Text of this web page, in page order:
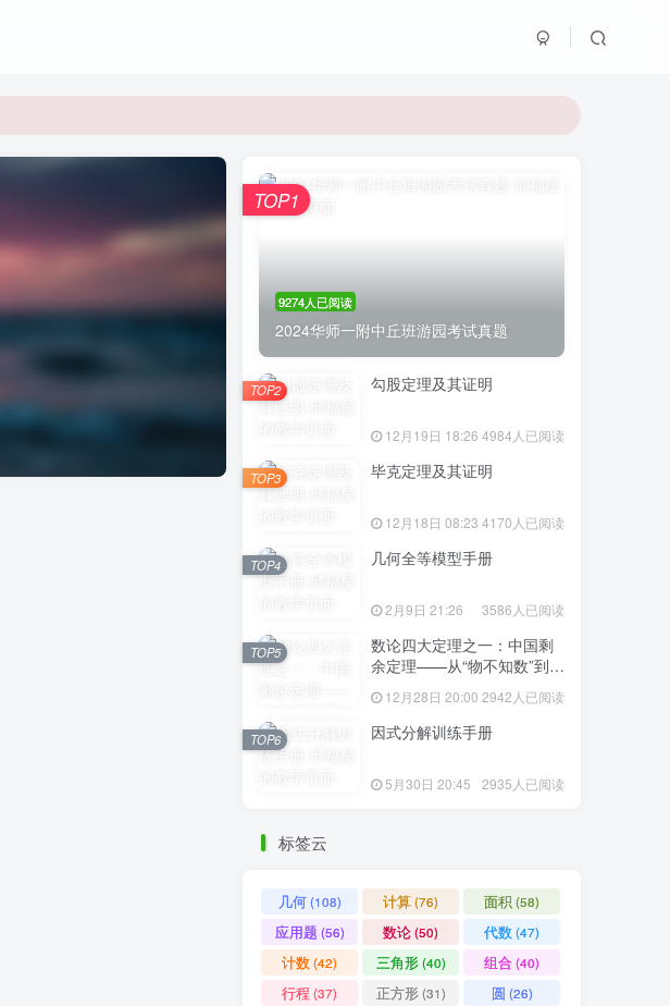
9274人已阅读
2024华师一附中丘班游园考试真题
TOP1
勾股定理及其证明
12月19日 18:26 4984人已阅读
TOP2
毕克定理及其证明
12月18日 08:23 4170人已阅读
TOP3
几何全等模型手册
2月9日 21:26 3586人已阅读
TOP4
数论四大定理之一：中国剩
余定理——从“物不知数”到现
代代数
12月28日 20:00 2942人已阅读
TOP5
因式分解训练手册
5月30日 20:45 2935人已阅读
TOP6
标签云
几何(108) 计算(76) 面积 (58)
应用题 (56) 数论(50) 代数(47)
计数(42) 三角形(40) 组合(40)
行程 (37) 正方形(31) 圆 (26)